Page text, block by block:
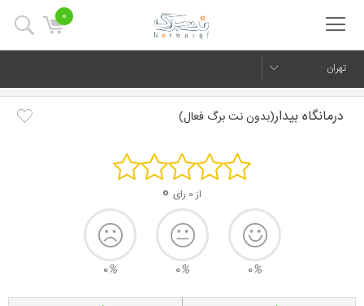
0
تهران
درمانگاه بیدار(بدون نت برگ فعال)
از 0 رای 0
0%
0%
0%